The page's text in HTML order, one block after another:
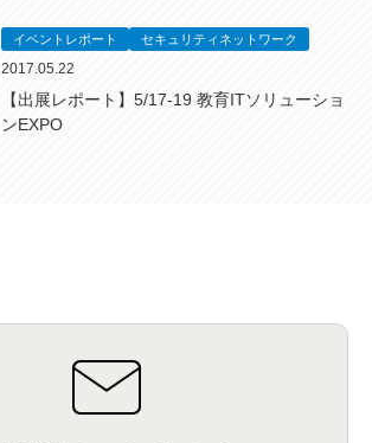
イベントレポート セキュリティネットワーク
2017.05.22
【出展レポート】5/17-19 教育ITソリューショ
ンEXPO